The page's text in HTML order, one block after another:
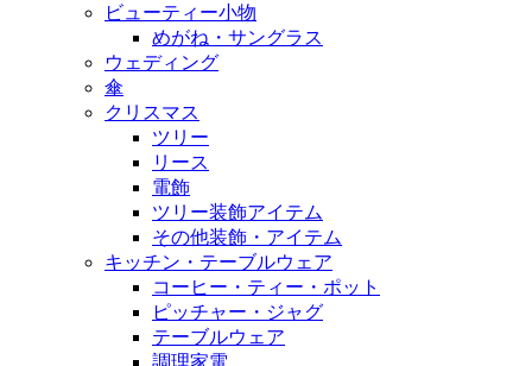
ビューティー小物
めがね・サングラス
ウェディング
傘
クリスマス
ツリー
リース
電飾
ツリー装飾アイテム
その他装飾・アイテム
キッチン・テーブルウェア
コーヒー・ティー・ポット
ピッチャー・ジャグ
テーブルウェア
調理家電